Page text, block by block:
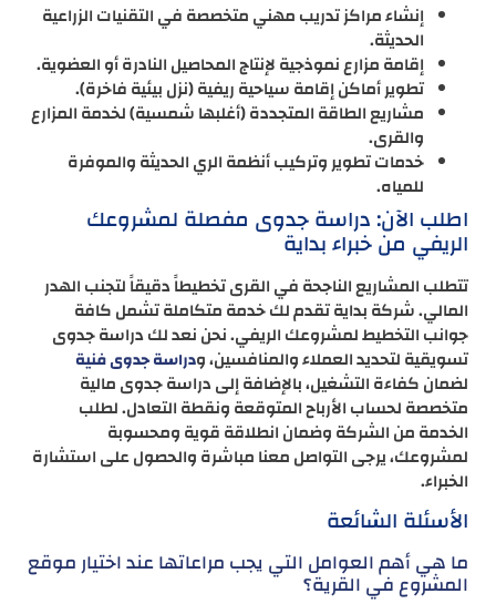
إنشاء مراكز تدريب مهني متخصصة في التقنيات الزراعية
الحديثة.
إقامة مزارع نموذجية لإنتاج المحاصيل النادرة أو العضوية.
تطوير أماكن إقامة سياحية ريفية (نزل بيئية فاخرة).
مشاريع الطاقة المتجددة (أغلبها شمسية) لخدمة المزارع
والقرى.
خدمات تطوير وتركيب أنظمة الري الحديثة والموفرة
للمياه.
اطلب الآن: دراسة جدوى مفصلة لمشروعك
الريفي من خبراء بداية
تتطلب المشاريع الناجحة في القرى تخطيطاً دقيقاً لتجنب الهدر
المالي. شركة بداية تقدم لك خدمة متكاملة تشمل كافة
جوانب التخطيط لمشروعك الريفي. نحن نعد لك دراسة جدوى
تسويقية لتحديد العملاء والمنافسين، ودراسة جدوى فنية
لضمان كفاءة التشغيل، بالإضافة إلى دراسة جدوى مالية
متخصصة لحساب الأرباح المتوقعة ونقطة التعادل. لطلب
الخدمة من الشركة وضمان انطلاقة قوية ومحسوبة
لمشروعك، يرجى التواصل معنا مباشرة والحصول على استشارة
الخبراء.
الأسئلة الشائعة
ما هي أهم العوامل التي يجب مراعاتها عند اختيار موقع
المشروع في القرية؟